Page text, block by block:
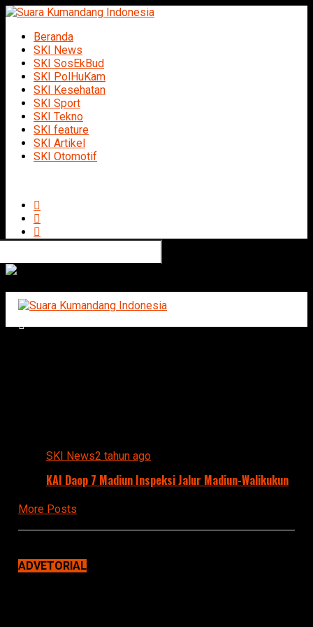
Beranda
SKI News
SKI SosEkBud
SKI PolHuKam
SKI Kesehatan
SKI Sport
SKI Tekno
SKI feature
SKI Artikel
SKI Otomotif
SKI News2 tahun ago
KAI Daop 7 Madiun Inspeksi Jalur Madiun-Walikukun
More Posts
ADVETORIAL